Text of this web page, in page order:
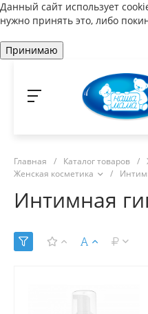
Данный сайт использует
нужно принять это, либо
Принимаю
Главная / Каталог товаров /
Женская косметика
/
Интимная